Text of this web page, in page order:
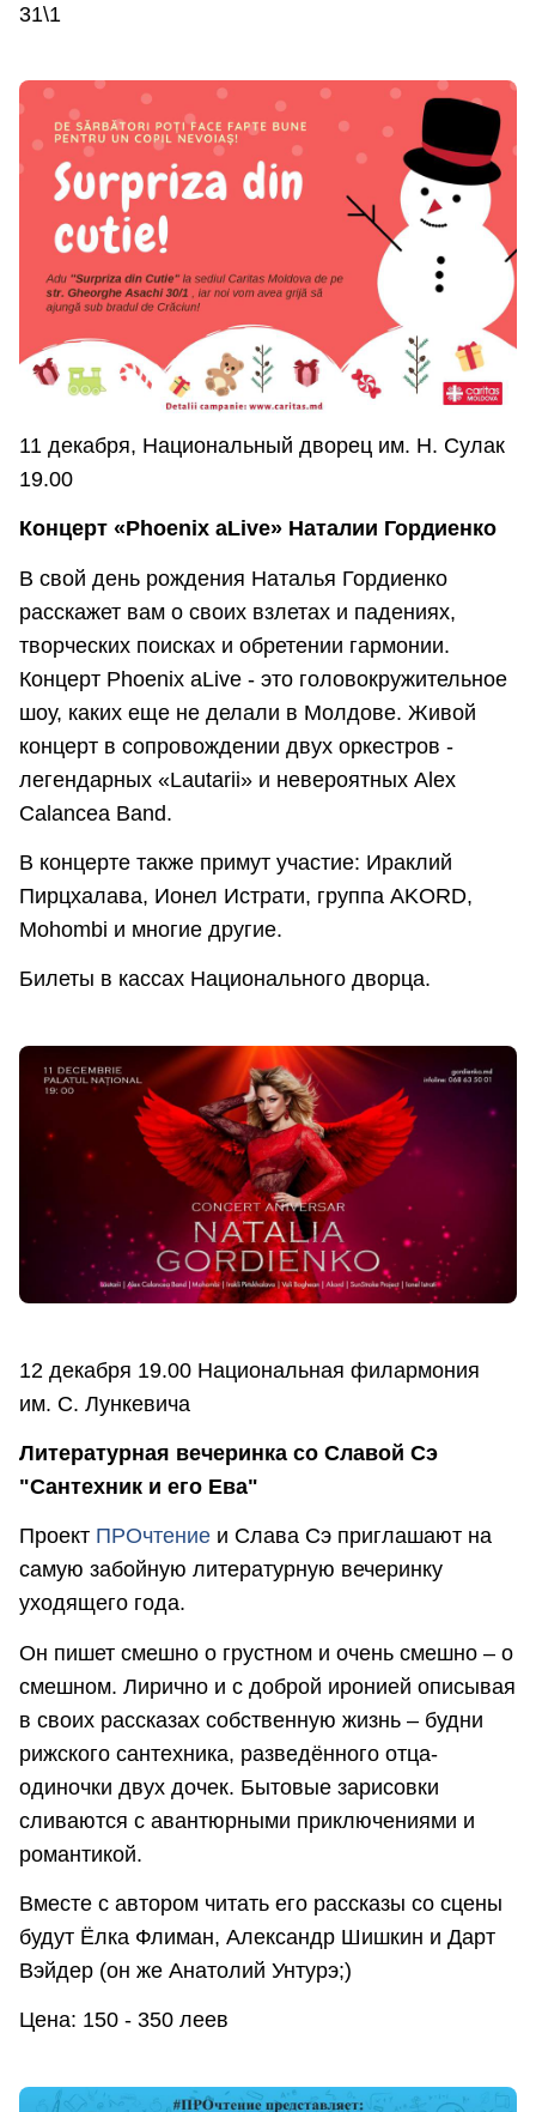
31\1
11 декабря, Национальный дворец им. Н. Сулак
19.00
Концерт «Phoenix aLive» Наталии Гордиенко
В свой день рождения Наталья Гордиенко
расскажет вам о своих взлетах и падениях,
творческих поисках и обретении гармонии.
Концерт Phoenix aLive - это головокружительное
шоу, каких еще не делали в Молдове. Живой
концерт в сопровождении двух оркестров -
легендарных «Lautarii» и невероятных Alex
Calancea Band.
В концерте также примут участие: Ираклий
Пирцхалава, Ионел Истрати, группа AKORD,
Mohombi и многие другие.
Билеты в кассах Национального дворца.
12 декабря 19.00 Национальная филармония
им. С. Лункевича
Литературная вечеринка со Славой Сэ
"Сантехник и его Ева"
Проект ПРОчтение и Слава Сэ приглашают на
самую забойную литературную вечеринку
уходящего года.
Он пишет смешно о грустном и очень смешно – о
смешном. Лирично и с доброй иронией описывая
в своих рассказах собственную жизнь – будни
рижского сантехника, разведённого отца-
одиночки двух дочек. Бытовые зарисовки
сливаются с авантюрными приключениями и
романтикой.
Вместе с автором читать его рассказы со сцены
будут Ёлка Флиман, Александр Шишкин и Дарт
Вэйдер (он же Анатолий Унтурэ;)
Цена: 150 - 350 леев